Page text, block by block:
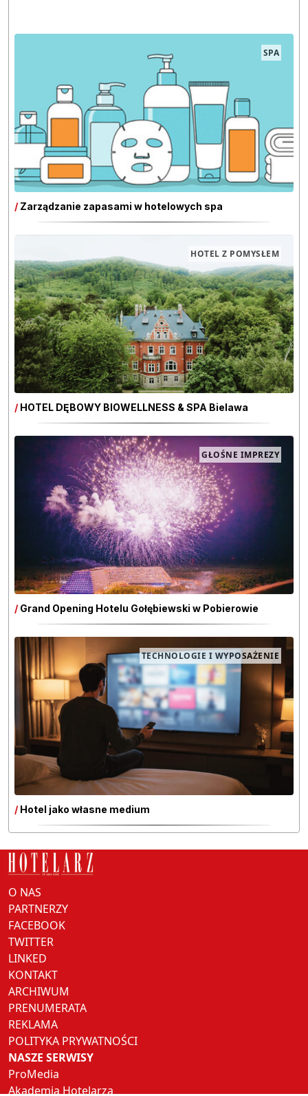
SPA
/ Zarządzanie zapasami w hotelowych spa
HOTEL Z POMYSŁEM
/ HOTEL DĘBOWY BIOWELLNESS & SPA Bielawa
GŁOŚNE IMPREZY
/ Grand Opening Hotelu Gołębiewski w Pobierowie
TECHNOLOGIE I WYPOSAŻENIE
/ Hotel jako własne medium
O NAS
PARTNERZY
FACEBOOK
TWITTER
LINKED
KONTAKT
ARCHIWUM
PRENUMERATA
REKLAMA
POLITYKA PRYWATNOŚCI
NASZE SERWISY
ProMedia
Akademia Hotelarza